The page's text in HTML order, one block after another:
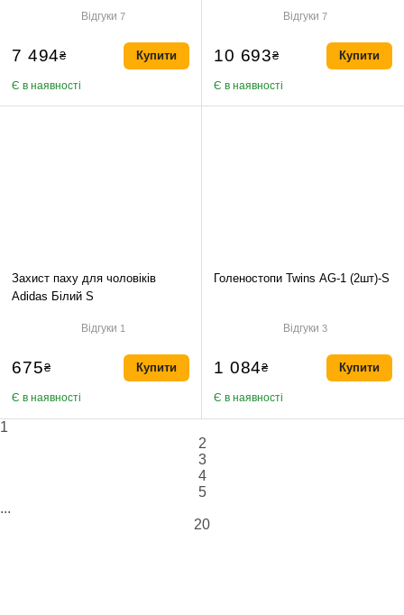
Відгуки7
7 494₴
Є в наявності
Купити
Відгуки7
10 693₴
Є в наявності
Купити
Захист паху для чоловіків
Adidas Білий S
Відгуки 1
675₴
Є в наявності
Купити
Голеностопи Twins AG-1 (2шт)-S
Відгуки3
1 084₴
Є в наявності
Купити
1
2
3
4
5
...
20